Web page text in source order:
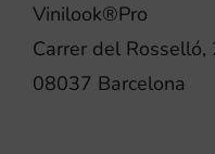
Vinilook®Pro
Carrer del Rosselló,
08037 Barcelona